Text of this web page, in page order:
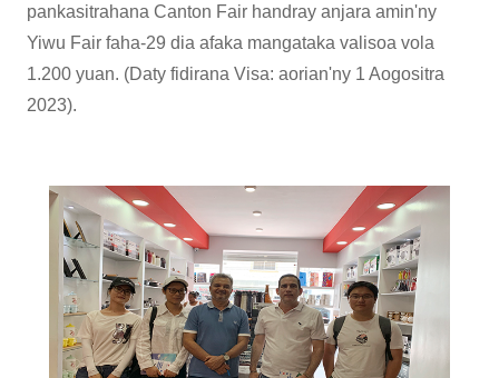
pankasitrahana Canton Fair handray anjara amin'ny
Yiwu Fair faha-29 dia afaka mangataka valisoa vola
1.200 yuan. (Daty fidirana Visa: aorian'ny 1 Aogositra
2023).